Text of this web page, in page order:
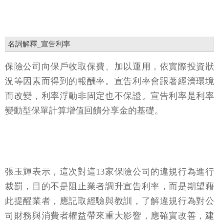
名詞解釋_宣告利率
保險公司向保戶收取保費、加以運用，依實際投資狀
況等因素而得到的報酬率。宣告利率會跟著經濟環境
而改變，利率浮動非固定也不保證。宣告利率是利率
變動型保單計算增值回饋分享金的基礎。
張玉輝表示，這次對這13家保險公司的違規行為進行
裁罰，目的不是阻止業者調升宣告利率，而是期望藉
此提醒業者，應記取經驗與教訓，了解違規行為對公
司財務與消費者權益帶來重大影響，應確實改善，建